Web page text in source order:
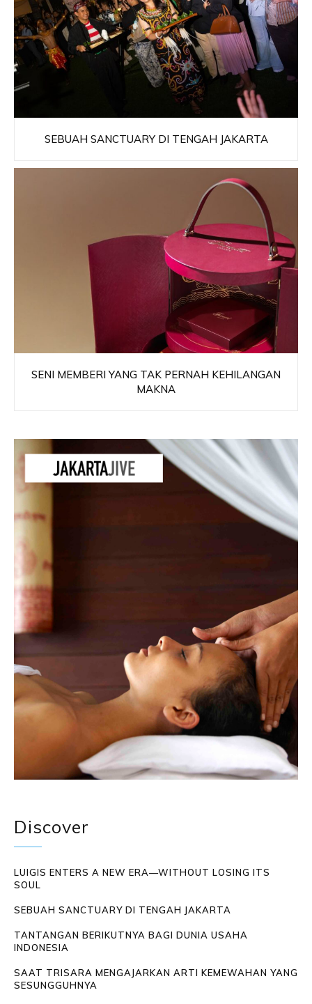
SEBUAH SANCTUARY DI TENGAH JAKARTA
SENI MEMBERI YANG TAK PERNAH KEHILANGAN
MAKNA
Discover
LUIGIS ENTERS A NEW ERA—WITHOUT LOSING ITS
SOUL
SEBUAH SANCTUARY DI TENGAH JAKARTA
TANTANGAN BERIKUTNYA BAGI DUNIA USAHA
INDONESIA
SAAT TRISARA MENGAJARKAN ARTI KEMEWAHAN YANG
SESUNGGUHNYA